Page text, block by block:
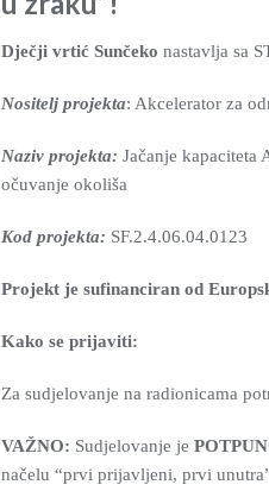
Dječji vrtić Sunčeko nastavlja sa
Nositelj projekta: Akcelerator za
Naziv projekta: Jačanje kapaciteta
očuvanje okoliša
Kod projekta: SF.2.4.06.04.0123
Projekt je sufinanciran od
Kako se prijaviti:
Za sudjelovanje na radionicama
VAŽNO: Sudjelovanje je
načelu “prvi prijavljeni, prvi